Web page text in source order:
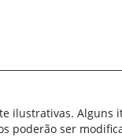
ilustrativas. Alguns
poderão ser